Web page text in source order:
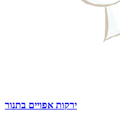
ירקות אפויים בתנור